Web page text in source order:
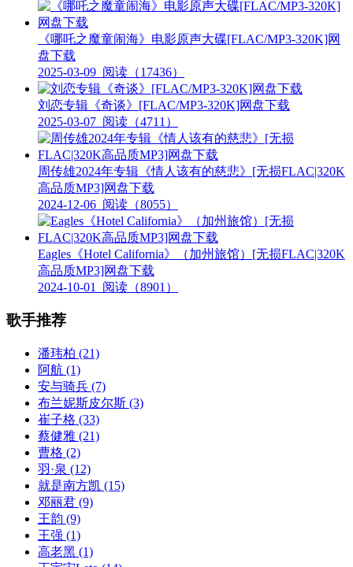
《哪吒之魔童闹海》电影原声大碟[FLAC/MP3-320K]网
盘下载
2025-03-09 阅读（17436）
刘恋专辑《奇谈》[FLAC/MP3-320K]网盘下载
2025-03-07 阅读（4711）
周传雄2024年专辑《情人该有的慈悲》[无损FLAC|320K
高品质MP3]网盘下载
2024-12-06 阅读（8055）
Eagles《Hotel California》（加州旅馆）[无损FLAC|320K
高品质MP3]网盘下载
2024-10-01
阅读（8901）
歌手推荐
潘玮柏 (21)
阿航 (1)
安与骑兵 (7)
布兰妮斯皮尔斯 (3)
崔子格 (33)
蔡健雅 (21)
曹格 (2)
羽·泉 (12)
就是南方凯 (15)
邓丽君 (9)
王韵 (9)
王强 (1)
高老黑 (1)